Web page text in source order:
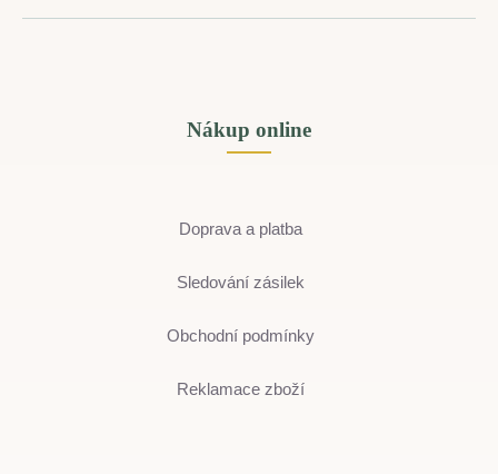
Nákup online
Doprava a platba
Sledování zásilek
Obchodní podmínky
Reklamace zboží